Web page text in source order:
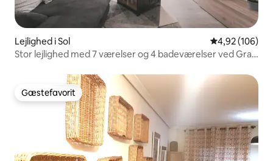
Lejlighed i Sol 4,92 ud af 5 i
4,92 (106)
Stor lejlighed med 7 værelser og 4 badeværelser ved Gran
Gæstefavorit
Gæstefavorit